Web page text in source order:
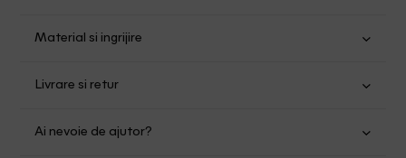
Material si ingrijire
Nu folositi inalbitor
Nu uscati in uscator
Livrare si retur
mare de 149.00 lei.
Ai nevoie de ajutor?